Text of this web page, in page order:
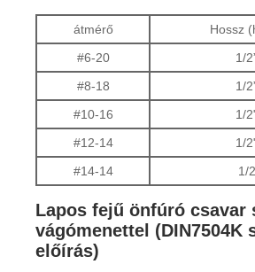
átmérő
Hossz
#6-20
1/
#8-18
1/
#10-16
1/
#12-14
1/
#14-14
1/
Lapos fejű önfúró csavar
vágómenettel (DIN7504K
előírás)